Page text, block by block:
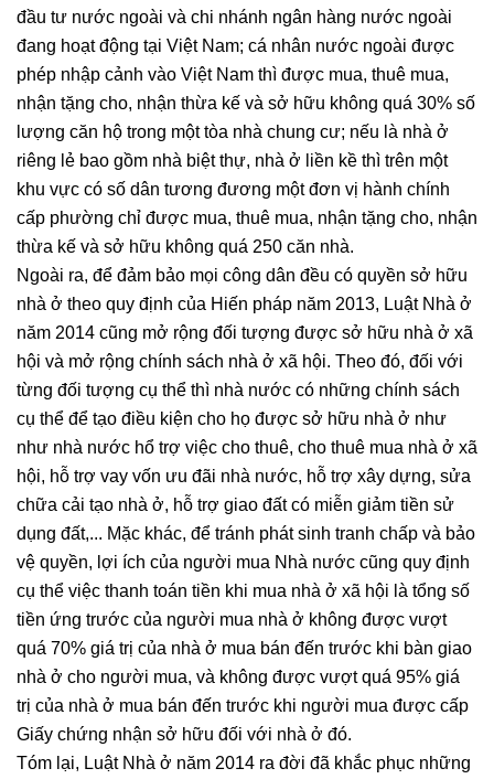
đầu tư nước ngoài và chi nhánh ngân hàng nước ngoài
đang hoạt động tại Việt Nam; cá nhân nước ngoài được
phép nhập cảnh vào Việt Nam thì được mua, thuê mua,
nhận tặng cho, nhận thừa kế và sở hữu không quá 30% số
lượng căn hộ trong một tòa nhà chung cư; nếu là nhà ở
riêng lẻ bao gồm nhà biệt thự, nhà ở liền kề thì trên một
khu vực có số dân tương đương một đơn vị hành chính
cấp phường chỉ được mua, thuê mua, nhận tặng cho, nhận
thừa kế và sở hữu không quá 250 căn nhà.
Ngoài ra, để đảm bảo mọi công dân đều có quyền sở hữu
nhà ở theo quy định của Hiến pháp năm 2013, Luật Nhà ở
năm 2014 cũng mở rộng đối tượng được sở hữu nhà ở xã
hội và mở rộng chính sách nhà ở xã hội. Theo đó, đối với
từng đối tượng cụ thể thì nhà nước có những chính sách
cụ thể để tạo điều kiện cho họ được sở hữu nhà ở như
như nhà nước hổ trợ việc cho thuê, cho thuê mua nhà ở xã
hội, hỗ trợ vay vốn ưu đãi nhà nước, hỗ trợ xây dựng, sửa
chữa cải tạo nhà ở, hỗ trợ giao đất có miễn giảm tiền sử
dụng đất,... Mặc khác, để tránh phát sinh tranh chấp và bảo
vệ quyền, lợi ích của người mua Nhà nước cũng quy định
cụ thể việc thanh toán tiền khi mua nhà ở xã hội là tổng số
tiền ứng trước của người mua nhà ở không được vượt
quá 70% giá trị của nhà ở mua bán đến trước khi bàn giao
nhà ở cho người mua, và không được vượt quá 95% giá
trị của nhà ở mua bán đến trước khi người mua được cấp
Giấy chứng nhận sở hữu đối với nhà ở đó.
Tóm lại, Luật Nhà ở năm 2014 ra đời đã khắc phục những